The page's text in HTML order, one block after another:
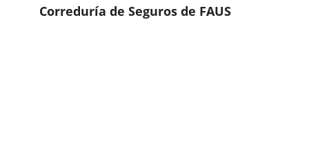
Correduría de Seguros de FAUS